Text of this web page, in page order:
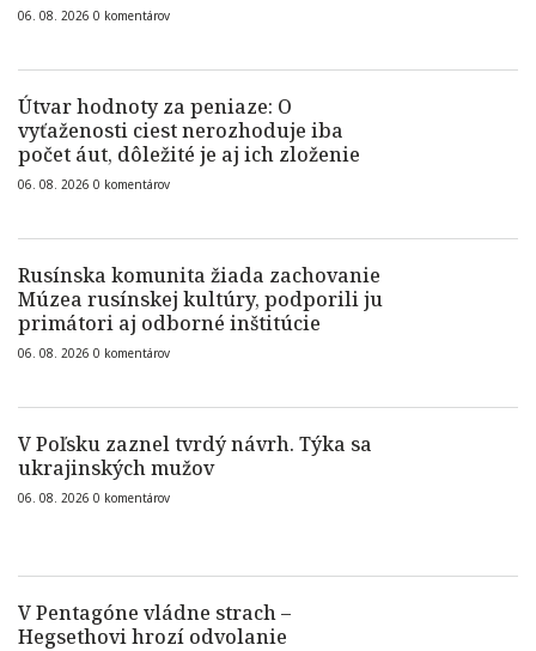
06. 08. 2026 0 komentárov
Útvar hodnoty za peniaze: O
vyťaženosti ciest nerozhoduje iba
počet áut, dôležité je aj ich zloženie
06. 08. 2026 0 komentárov
Rusínska komunita žiada zachovanie
Múzea rusínskej kultúry, podporili ju
primátori aj odborné inštitúcie
06. 08. 2026 0 komentárov
V Poľsku zaznel tvrdý návrh. Týka sa
ukrajinských mužov
06. 08. 2026 0 komentárov
V Pentagóne vládne strach –
Hegsethovi hrozí odvolanie